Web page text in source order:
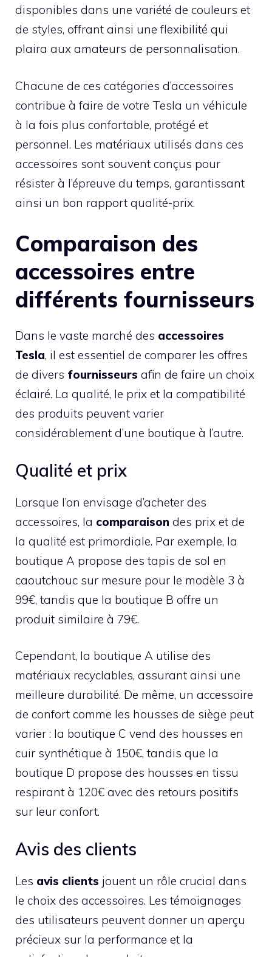
disponibles dans une variété de couleurs et
de styles, offrant ainsi une flexibilité qui
plaira aux amateurs de personnalisation.
Chacune de ces catégories d’accessoires
contribue à faire de votre Tesla un véhicule
à la fois plus confortable, protégé et
personnel. Les matériaux utilisés dans ces
accessoires sont souvent conçus pour
résister à l’épreuve du temps, garantissant
ainsi un bon rapport qualité-prix.
Comparaison des
accessoires entre
différents fournisseurs
Dans le vaste marché des accessoires
Tesla, il est essentiel de comparer les offres
de divers fournisseurs afin de faire un choix
éclairé. La qualité, le prix et la compatibilité
des produits peuvent varier
considérablement d’une boutique à l’autre.
Qualité et prix
Lorsque l’on envisage d’acheter des
accessoires, la comparaison des prix et de
la qualité est primordiale. Par exemple, la
boutique A propose des tapis de sol en
caoutchouc sur mesure pour le modèle 3 à
99€, tandis que la boutique B offre un
produit similaire à 79€.
Cependant, la boutique A utilise des
matériaux recyclables, assurant ainsi une
meilleure durabilité. De même, un accessoire
de confort comme les housses de siège peut
varier : la boutique C vend des housses en
cuir synthétique à 150€, tandis que la
boutique D propose des housses en tissu
respirant à 120€ avec des retours positifs
sur leur confort.
Avis des clients
Les avis clients jouent un rôle crucial dans
le choix des accessoires. Les témoignages
des utilisateurs peuvent donner un aperçu
précieux sur la performance et la